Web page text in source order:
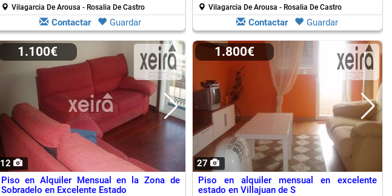
Vilagarcia De Arousa - Rosalia De Castro
Contactar Guardar
Vilagarcia De Arousa - Rosalia De Castro
Contactar Guardar
12
1.100€
Piso en Alquiler Mensual en la Zona de
Sobradelo en Excelente Estado
27
1.800€
Piso en alquiler mensual en excelente
estado en Villajuan de S